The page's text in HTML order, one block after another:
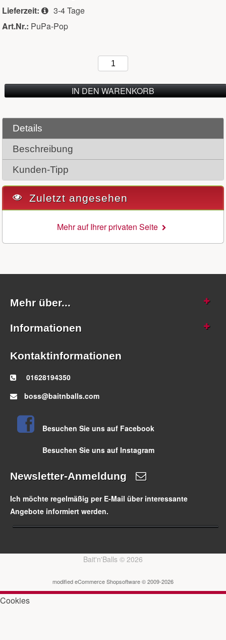
Lieferzeit:
3-4 Tage
Art.Nr.: PuPa-Pop
IN DEN WARENKORB
Details
Beschreibung
Kunden-Tipp
Zuletzt angesehen
Mehr auf Ihrer privaten Seite
Mehr über...
Informationen
Kontaktinformationen
01628194350
boss@baitnballs.com
Besuchen Sie uns auf Facebook
Besuchen Sie uns auf Instagram
Newsletter-Anmeldung
Ich möchte regelmäßig per E-Mail über interessante
Angebote informiert werden.
Bait'n'Balls © 2026
modified eCommerce Shopsoftware © 2009-2026
Cookies